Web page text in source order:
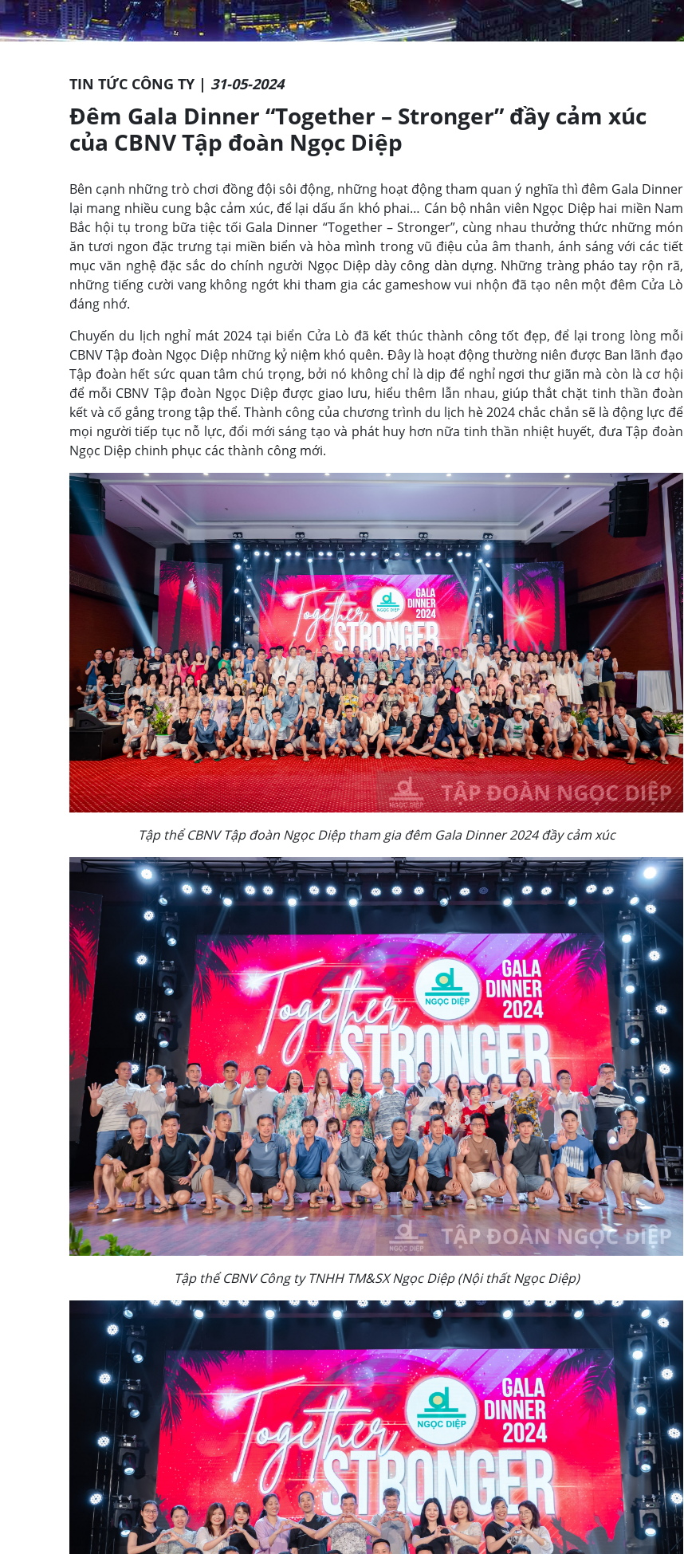
TIN TỨC CÔNG TY | 31-05-2024
Đêm Gala Dinner “Together – Stronger” đầy cảm xúc
của CBNV Tập đoàn Ngọc Diệp
Bên cạnh những trò chơi đồng đội sôi động, những hoạt động tham quan ý nghĩa thì đêm Gala Dinner
lại mang nhiều cung bậc cảm xúc, để lại dấu ấn khó phai… Cán bộ nhân viên Ngọc Diệp hai miền Nam
Bắc hội tụ trong bữa tiệc tối Gala Dinner “Together – Stronger”, cùng nhau thưởng thức những món
ăn tươi ngon đặc trưng tại miền biển và hòa mình trong vũ điệu của âm thanh, ánh sáng với các tiết
mục văn nghệ đặc sắc do chính người Ngọc Diệp dày công dàn dựng. Những tràng pháo tay rộn rã,
những tiếng cười vang không ngớt khi tham gia các gameshow vui nhộn đã tạo nên một đêm Cửa Lò
đáng nhớ.
Chuyến du lịch nghỉ mát 2024 tại biển Cửa Lò đã kết thúc thành công tốt đẹp, để lại trong lòng mỗi
CBNV Tập đoàn Ngọc Diệp những kỷ niệm khó quên. Đây là hoạt động thường niên được Ban lãnh đạo
Tập đoàn hết sức quan tâm chú trọng, bởi nó không chỉ là dịp để nghỉ ngơi thư giãn mà còn là cơ hội
để mỗi CBNV Tập đoàn Ngọc Diệp được giao lưu, hiểu thêm lẫn nhau, giúp thắt chặt tinh thần đoàn
kết và cố gắng trong tập thể. Thành công của chương trình du lịch hè 2024 chắc chắn sẽ là động lực để
mọi người tiếp tục nỗ lực, đổi mới sáng tạo và phát huy hơn nữa tinh thần nhiệt huyết, đưa Tập đoàn
Ngọc Diệp chinh phục các thành công mới.
Tập thể CBNV Tập đoàn Ngọc Diệp tham gia đêm Gala Dinner 2024 đầy cảm xúc
Tập thể CBNV Công ty TNHH TM&SX Ngọc Diệp (Nội thất Ngọc Diệp)